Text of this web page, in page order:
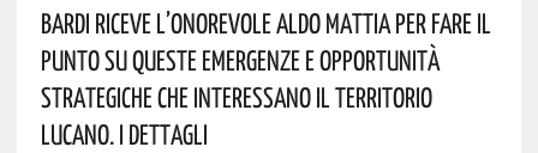
Bardi Riceve L’onorevole Aldo Mattia Per Fare Il
Punto Su Queste Emergenze E Opportunità
Strategiche Che Interessano Il Territorio
Lucano. I Dettagli